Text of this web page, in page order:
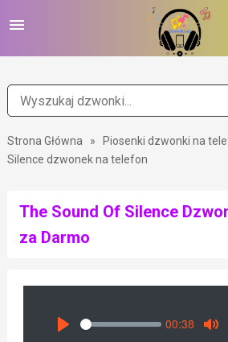
Strona Główna » Piosenki dzwonki na
Silence dzwonek na telefon
The Sound Of Silence
za Darmo
Seek
00:38